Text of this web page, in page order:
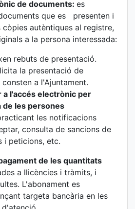
de documents: es
que es presenten i
autèntiques al registre,
a la persona interessada:
rebuts de presentació.
la presentació de
a l'Ajuntament.
a l'accés electrònic per
de les persones
les notificacions
consulta de sancions de
i peticions, etc.
de les quantitats
a llicències i tràmits, i
L'abonament es
targeta bancària en les